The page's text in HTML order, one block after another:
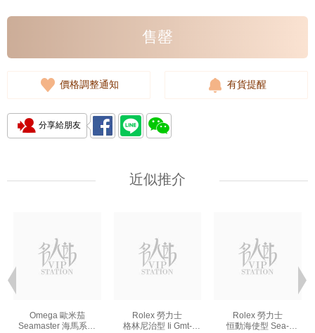
售罄
價格調整通知 有貨提醒
分享給朋友
近似推介
Omega 歐米茄
Seamaster 海馬系列
Rolex 勞力士
格林尼治型 Ii Gmt-
Rolex 勞力士
恒動海使型 Sea-